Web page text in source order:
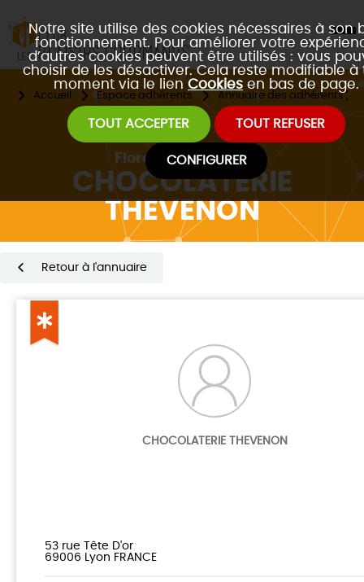
Notre site utilise des cookies nécessaires à son
fonctionnement. Pour améliorer votre
d’autres cookies peuvent être utilisés : vous
choisir de les désactiver. Cela reste modifiable à
moment via le lienCookies en bas de page.
TOUT ACCEPTER TOUT REFUSER
CONFIGURER
Accueil Espace adhérents Annuaire des adhérents
Florent THEVENON
CHOCOLATERIE
THEVENON
Retour à l'annuaire
CHOCOLATERIE THEVENON
53 rue Tête D'or
69006 Lyon FRANCE